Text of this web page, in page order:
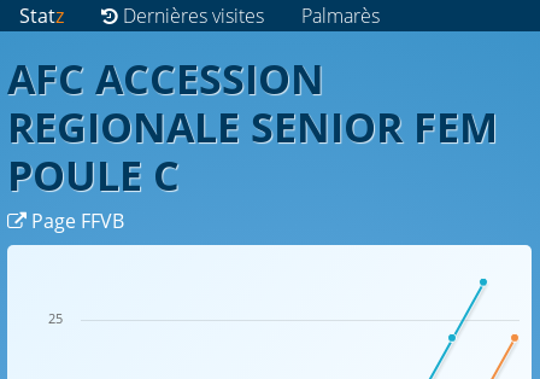
Statz Dernières visites Palmarès
AFC ACCESSION
REGIONALE SENIOR FEM
POULE C
Page FFVB
25